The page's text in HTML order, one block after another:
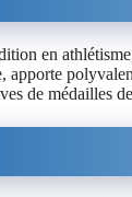
en
apporte
de médailles